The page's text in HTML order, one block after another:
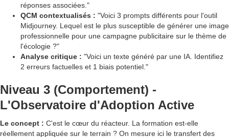
réponses associées."
QCM contextualisés : "Voici 3 prompts différents pour l'outil
Midjourney. Lequel est le plus susceptible de générer une image
professionnelle pour une campagne publicitaire sur le thème de
l'écologie ?"
Analyse critique : "Voici un texte généré par une IA. Identifiez
2 erreurs factuelles et 1 biais potentiel."
Niveau 3 (Comportement) -
L'Observatoire d'Adoption Active
Le concept : C'est le cœur du réacteur. La formation est-elle
réellement appliquée sur le terrain ? On mesure ici le transfert des